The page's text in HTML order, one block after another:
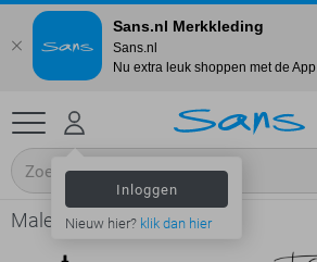
Inloggen
Nieuw hier? klik dan hier
Malelions - Dames
Sans.nl Merkkleding
Sans.nl
Nu extra leuk shoppen met de App.